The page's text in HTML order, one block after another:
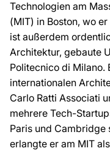
Technologien am
(MIT) in Boston, wo
ist außerdem
Architektur, gebaute
Politecnico di Milano.
internationalen
Carlo Ratti Associati
mehrere Tech-
Paris und Cambridge
erlangte er am MIT